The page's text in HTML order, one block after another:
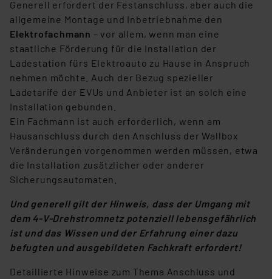
Generell erfordert der Festanschluss, aber auch die
allgemeine Montage und Inbetriebnahme den
Elektrofachmann – vor allem, wenn man eine
staatliche Förderung für die Installation der
Ladestation fürs Elektroauto zu Hause in Anspruch
nehmen möchte. Auch der Bezug spezieller
Ladetarife der EVUs und Anbieter ist an solch eine
Installation gebunden.
Ein Fachmann ist auch erforderlich, wenn am
Hausanschluss durch den Anschluss der Wallbox
Veränderungen vorgenommen werden müssen, etwa
die Installation zusätzlicher oder anderer
Sicherungsautomaten.
Und generell gilt der Hinweis, dass der Umgang mit
dem 4-V-Drehstromnetz potenziell lebensgefährlich
ist und das Wissen und der Erfahrung einer dazu
befugten und ausgebildeten Fachkraft erfordert!
Detaillierte Hinweise zum Thema Anschluss und